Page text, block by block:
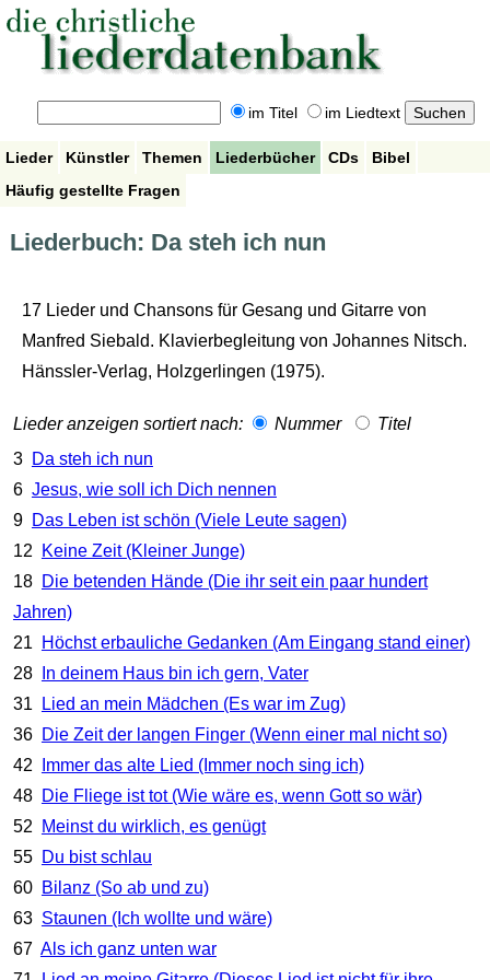
im Titel im Liedtext
Lieder Künstler Themen Liederbücher CDs
Bibel
Häufig gestellte Fragen
Liederbuch: Da steh ich nun
17 Lieder und Chansons für Gesang und Gitarre von
Manfred Siebald. Klavierbegleitung von Johannes Nitsch.
Hänssler-Verlag, Holzgerlingen (1975).
Lieder anzeigen sortiert nach: Nummer
Titel
3 Da steh ich nun
6 Jesus, wie soll ich Dich nennen
9 Das Leben ist schön (Viele Leute sagen)
12
Keine Zeit (Kleiner Junge)
18 Die betenden Hände (Die ihr seit ein paar hundert
Jahren)
21
Höchst erbauliche Gedanken (Am Eingang stand einer)
28
In deinem Haus bin ich gern, Vater
31
Lied an mein Mädchen (Es war im Zug)
36 Die Zeit der langen Finger (Wenn einer mal nicht so)
42
Immer das alte Lied (Immer noch sing ich)
48 Die Fliege ist tot (Wie wäre es, wenn Gott so wär)
52
Meinst du wirklich, es genügt
55 Du bist schlau
60 Bilanz (So ab und zu)
63 Staunen (Ich wollte und wäre)
67 Als ich ganz unten war